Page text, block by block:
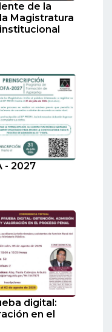
de la
Magistratura
- 2027
digital:
en el